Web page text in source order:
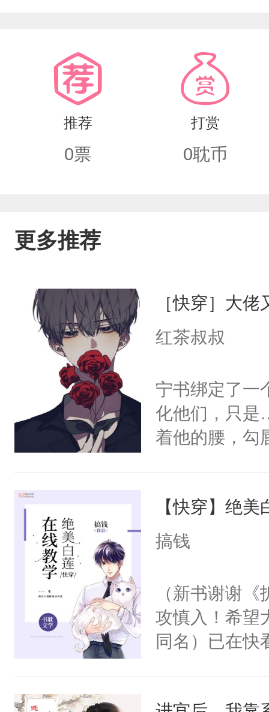
推荐
0票
打赏
0耽币
更多推荐
［快穿］大
红茶叔叔
宁书绑定了一
化他们，只是
着他的腰，勾
来，给老公
用力——为你
【快穿】绝
搞钱
（新书谢谢
攻慎入！希望
同名）已在快